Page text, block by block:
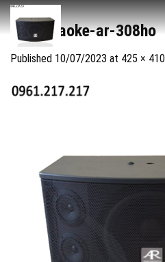
Skip
to
content
loa-karaoke-ar-308ho
Published 10/07/2023 at 425 × 410